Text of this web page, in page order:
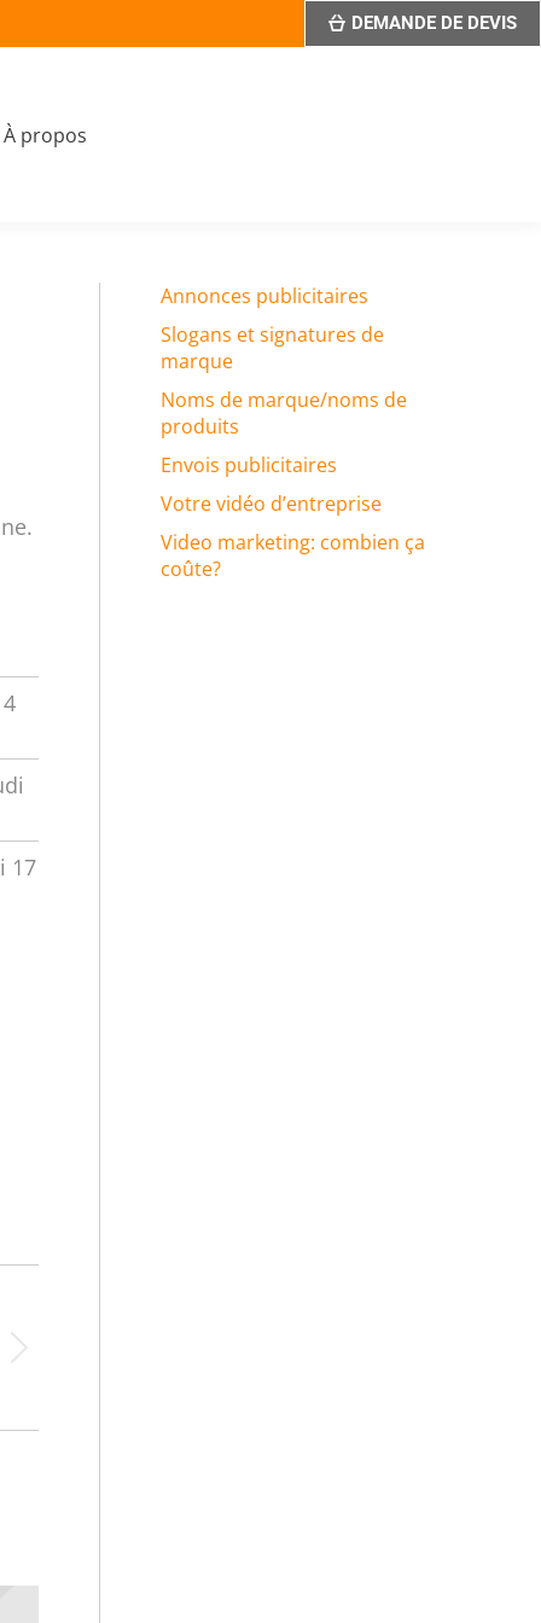
DEMANDE DE DEVIS
À propos
17
Annonces publicitaires
Slogans et signatures de
marque
Noms de marque/noms de
produits
Envois publicitaires
Votre vidéo d’entreprise
Video marketing: combien ça
coûte?